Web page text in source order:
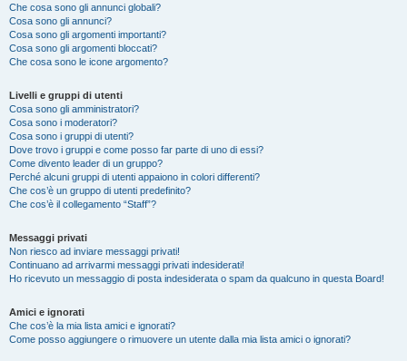
Che cosa sono gli annunci globali?
Cosa sono gli annunci?
Cosa sono gli argomenti importanti?
Cosa sono gli argomenti bloccati?
Che cosa sono le icone argomento?
Livelli e gruppi di utenti
Cosa sono gli amministratori?
Cosa sono i moderatori?
Cosa sono i gruppi di utenti?
Dove trovo i gruppi e come posso far parte di uno di essi?
Come divento leader di un gruppo?
Perché alcuni gruppi di utenti appaiono in colori differenti?
Che cos’è un gruppo di utenti predefinito?
Che cos’è il collegamento “Staff”?
Messaggi privati
Non riesco ad inviare messaggi privati!
Continuano ad arrivarmi messaggi privati indesiderati!
Ho ricevuto un messaggio di posta indesiderata o spam da qualcuno in questa Board!
Amici e ignorati
Che cos’è la mia lista amici e ignorati?
Come posso aggiungere o rimuovere un utente dalla mia lista amici o ignorati?